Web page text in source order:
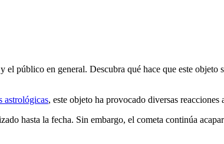
público en general. Descubra qué hace que este objeto
astrológicas, este objeto ha provocado diversas
hasta la fecha. Sin embargo, el cometa continúa